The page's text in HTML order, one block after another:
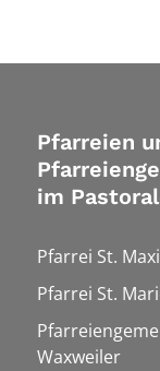
Pfarreien
im
Pfarrei St.
Pfarrei St.
Waxweiler